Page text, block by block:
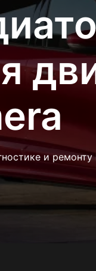
и ремонту